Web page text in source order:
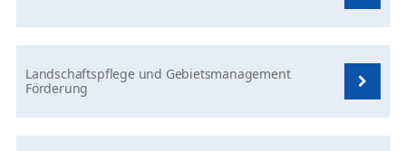
Landschaftspflege und Gebietsmanagement
Förderung